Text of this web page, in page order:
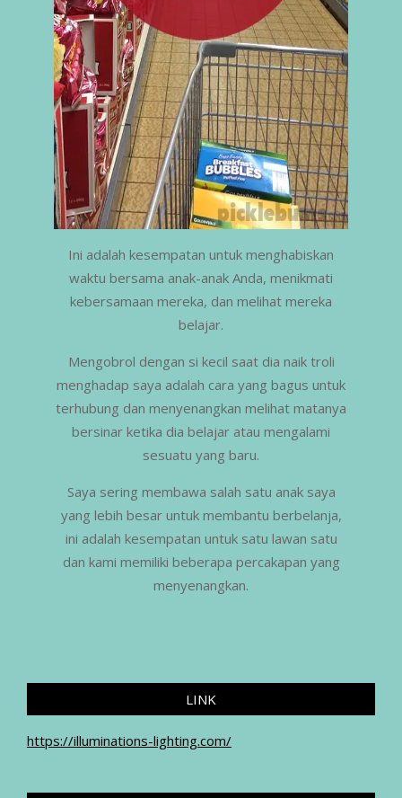
Ini adalah kesempatan untuk menghabiskan
waktu bersama anak-anak Anda, menikmati
kebersamaan mereka, dan melihat mereka
belajar.
Mengobrol dengan si kecil saat dia naik troli
menghadap saya adalah cara yang bagus untuk
terhubung dan menyenangkan melihat matanya
bersinar ketika dia belajar atau mengalami
sesuatu yang baru.
Saya sering membawa salah satu anak saya
yang lebih besar untuk membantu berbelanja,
ini adalah kesempatan untuk satu lawan satu
dan kami memiliki beberapa percakapan yang
menyenangkan.
LINK
https://illuminations-lighting.com/